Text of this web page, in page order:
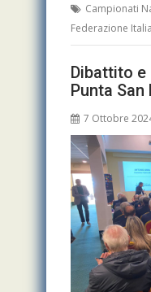
Campionati
Federazione
Dibattito e
Punta
7 Ottobre